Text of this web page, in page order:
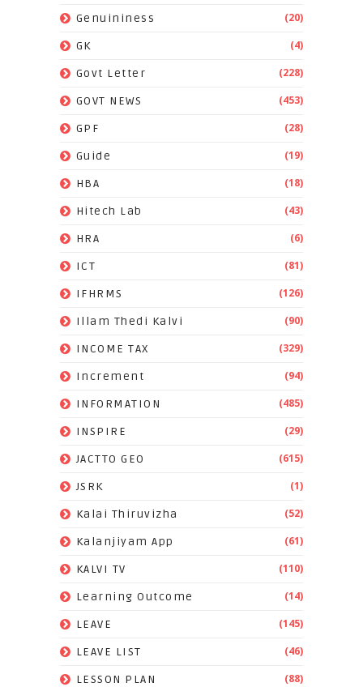
Genuininess (20)
GK (4)
Govt Letter (228)
GOVT NEWS (453)
GPF (28)
Guide (19)
HBA (18)
Hitech Lab (43)
HRA (6)
ICT (81)
IFHRMS (126)
Illam Thedi Kalvi (90)
INCOME TAX (329)
Increment (94)
INFORMATION (485)
INSPIRE (29)
JACTTO GEO (615)
JSRK (1)
Kalai Thiruvizha (52)
Kalanjiyam App (61)
KALVI TV (110)
Learning Outcome (14)
LEAVE (145)
LEAVE LIST (46)
LESSON PLAN (88)